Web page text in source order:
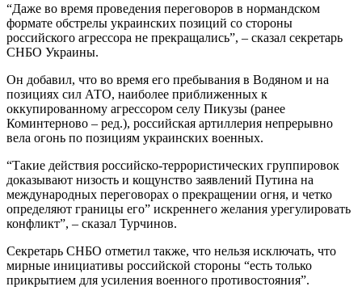
“Даже во время проведения переговоров в нормандском
формате обстрелы украинских позиций со стороны
российского агрессора не прекращались”, – сказал секретарь
СНБО Украины.
Он добавил, что во время его пребывания в Водяном и на
позициях сил АТО, наиболее приближенных к
оккупированному агрессором селу Пикузы (ранее
Коминтерново – ред.), российская артиллерия непрерывно
вела огонь по позициям украинских военных.
“Такие действия российско-террористических группировок
доказывают низость и кощунство заявлений Путина на
международных переговорах о прекращении огня, и четко
определяют границы его” искреннего желания урегулировать
конфликт”, – сказал Турчинов.
Секретарь СНБО отметил также, что нельзя исключать, что
мирные инициативы российской стороны “есть только
прикрытием для усиления военного противостояния”.